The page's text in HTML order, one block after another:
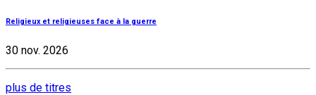
Religieux et religieuses face à la guerre
30 nov. 2026
plus de titres